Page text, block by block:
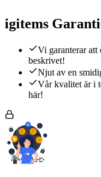
igitems
Vi garanterar att
beskrivet!
Njut av en
Vår kvalitet är i
här!